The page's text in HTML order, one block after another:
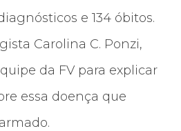
e 134 óbitos.
Carolina C. Ponzi,
da FV para explicar
essa doença que